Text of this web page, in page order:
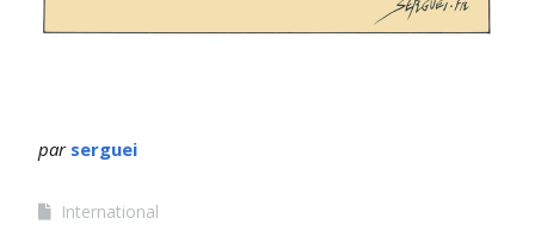
par serguei
International